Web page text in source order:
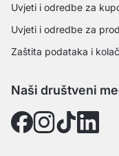
Uvjeti i odredbe za
Uvjeti i odredbe za
Zaštita podataka i
Naši društveni